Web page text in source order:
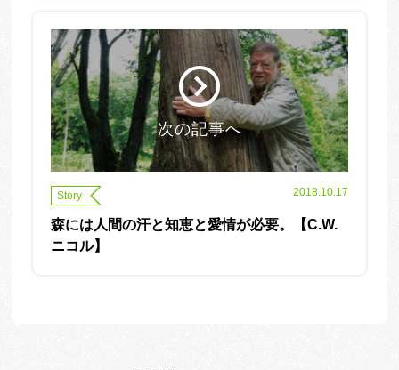
次の記事へ
Story 2018.10.17
森には人間の汗と知恵と愛情が必要。【C.W.
ニコル】